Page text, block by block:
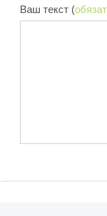
Ваш текст (